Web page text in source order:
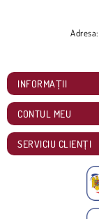
INFORMAȚII
CONTUL MEU
SERVICIU CLIENȚI